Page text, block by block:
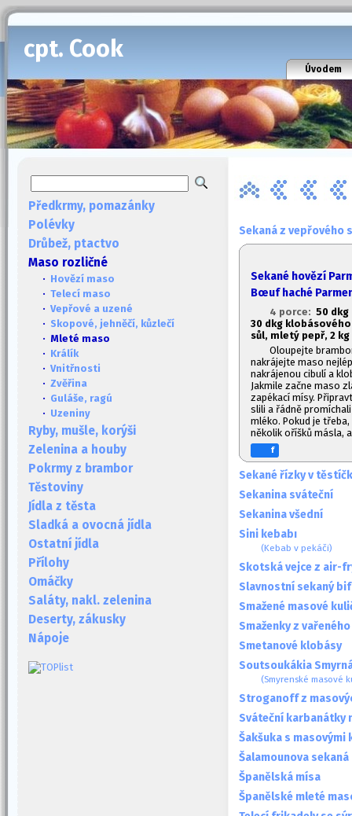
cpt. Cook
Úvodem
Předkrmy, pomazánky
Polévky
Drůbež, ptactvo
Maso rozličné
· Hovězí maso
· Telecí maso
· Vepřové a uzené
· Skopové, jehněčí, kůzlečí
· Mleté maso
· Králík
· Vnitřnosti
· Zvěřina
· Guláše, ragú
· Uzeniny
Ryby, mušle, korýši
Zelenina a houby
Pokrmy z brambor
Těstoviny
Jídla z těsta
Sladká a ovocná jídla
Ostatní jídla
Přílohy
Omáčky
Saláty, nakl. zelenina
Deserty, zákusky
Nápoje
Sekaná z vepřového
Sekané hovězí
Bœuf haché
4 porce: 50
30 dkg klobásového
sůl, mletý pepř, 2
Oloupejte
nakrájejte maso
nakrájenou cibulí a
Jakmile začne maso
zapékací mísy.
slili a řádně
mléko. Pokud je
několik oříšků másla,
f
Sekané řízky v
Sekanina sváteční
Sekanina všední
Sini kebabı
(Kebab v pekáči)
Skotská vejce z air-
Slavnostní sekaný
Smažené masové
Smaženky z
Smetanové klobásy
Soutsoukákia
(Smyrenské masové
Stroganoff z
Sváteční karbanátky
Šakšuka s masovými
Šalamounova sekaná
Španělská mísa
Španělské mleté